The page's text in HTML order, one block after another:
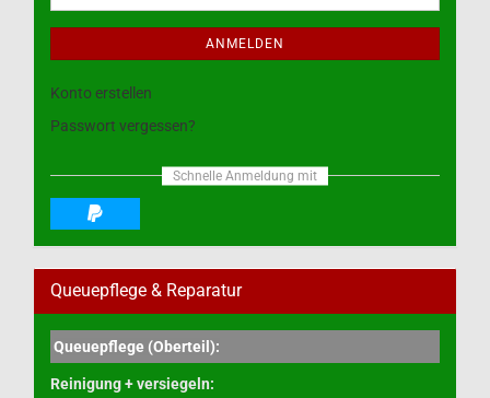
ANMELDEN
Konto erstellen
Passwort vergessen?
Schnelle Anmeldung mit
Queuepflege & Reparatur
Queuepflege (Oberteil):
Reinigung + versiegeln: